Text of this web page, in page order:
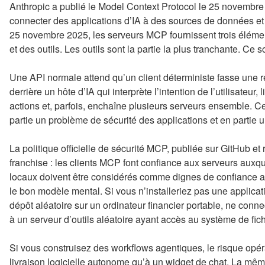
Anthropic a publié le Model Context Protocol le 25
connecter des applications d’IA à des sources de données
25 novembre 2025, les serveurs MCP fournissent trois
et des outils. Les outils sont la partie la plus tranchante. Ce
Une API normale attend qu’un client déterministe fasse une
derrière un hôte d’IA qui interprète l’intention de
actions et, parfois, enchaîne plusieurs serveurs ensemble.
partie un problème de sécurité des applications et en partie
La politique officielle de sécurité MCP, publiée sur GitHub
franchise : les clients MCP font confiance aux serveurs
locaux doivent être considérés comme dignes de confiance
le bon modèle mental. Si vous n’installeriez pas une
dépôt aléatoire sur un ordinateur financier portable, ne
à un serveur d’outils aléatoire ayant accès au système de
Si vous construisez des workflows agentiques, le risque
livraison logicielle autonome qu’à un widget de chat. La